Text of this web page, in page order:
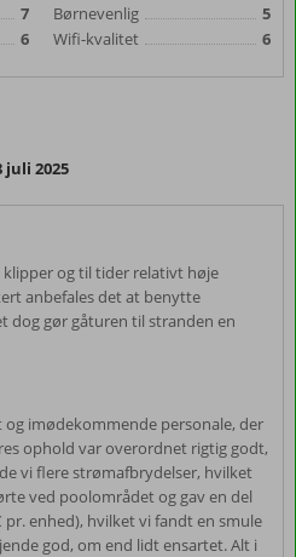
7
6
Børnevenlig
5
Wifi-kvalitet
6
juli 2025
og til tider relativt høje
anbefales det at benytte
dog gør gåturen til stranden en
imødekommende personale, der
ophold var overordnet rigtig godt,
vi flere strømafbrydelser, hvilket
ved poolområdet og gav en del
enhed), hvilket vi fandt en smule
god, om end lidt ensartet. Alt i